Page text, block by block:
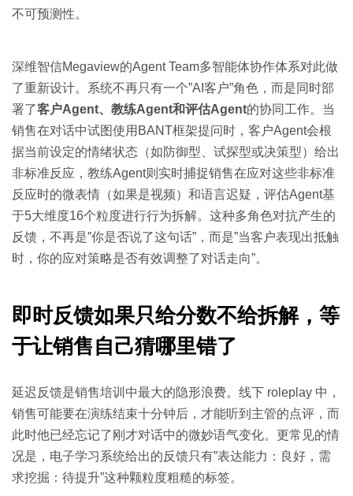
不可预测性。
深维智信Megaview的Agent Team多智能体协作体系对此做
了重新设计。系统不再只有一个”AI客户”角色，而是同时部
署了客户Agent、教练Agent和评估Agent的协同工作。当
销售在对话中试图使用BANT框架提问时，客户Agent会根
据当前设定的情绪状态（如防御型、试探型或决策型）给出
非标准反应，教练Agent则实时捕捉销售在应对这些非标准
反应时的微表情（如果是视频）和语言迟疑，评估Agent基
于5大维度16个粒度进行行为拆解。这种多角色对抗产生的
反馈，不再是”你是否说了这句话”，而是”当客户表现出抵触
时，你的应对策略是否有效调整了对话走向”。
即时反馈如果只给分数不给拆解，等
于让销售自己猜哪里错了
延迟反馈是销售培训中最大的隐形浪费。线下 roleplay 中，
销售可能要在演练结束十分钟后，才能听到主管的点评，而
此时他已经忘记了刚才对话中的微妙语气变化。更常见的情
况是，电子学习系统给出的反馈只有”表达能力：良好，需
求挖掘：待提升”这种颗粒度粗糙的标签。